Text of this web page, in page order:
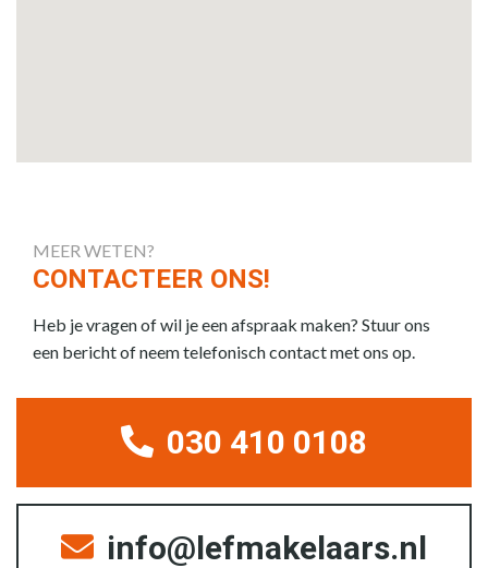
MEER WETEN?
CONTACTEER ONS!
Heb je vragen of wil je een afspraak maken? Stuur ons
een bericht of neem telefonisch contact met ons op.
030 410 0108
info@lefmakelaars.nl